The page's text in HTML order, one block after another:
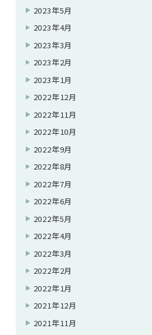
2023年5月
2023年4月
2023年3月
2023年2月
2023年1月
2022年12月
2022年11月
2022年10月
2022年9月
2022年8月
2022年7月
2022年6月
2022年5月
2022年4月
2022年3月
2022年2月
2022年1月
2021年12月
2021年11月